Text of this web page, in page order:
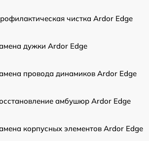
чистка Ardor Edge
дужки Ardor Edge
провода динамиков Ardor Edge
амбушюр Ardor Edge
корпусных элементов Ardor Edge